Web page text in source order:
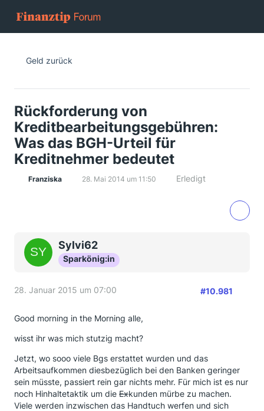
Geld zurück
Rückforderung von
Kreditbearbeitungsgebühren:
Was das BGH-Urteil für
Kreditnehmer bedeutet
Franziska 28. Mai 2014 um 11:50 Erledigt
Sylvi62
Sparkönig:in
28. Januar 2015 um 07:00 #10.981
Good morning in the Morning alle,
wisst ihr was mich stutzig macht?
Jetzt, wo sooo viele Bgs erstattet wurden und das
Arbeitsaufkommen diesbezüglich bei den Banken geringer
sein müsste, passiert rein gar nichts mehr. Für mich ist es nur
noch Hinhaltetaktik um die Exkunden mürbe zu machen.
Viele werden inzwischen das Handtuch werfen und sich